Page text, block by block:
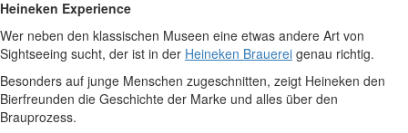
Heineken Experience
Wer neben den klassischen Museen eine etwas andere Art von
Sightseeing sucht, der ist in der Heineken Brauerei genau richtig.
Besonders auf junge Menschen zugeschnitten, zeigt Heineken den
Bierfreunden die Geschichte der Marke und alles über den
Brauprozess.